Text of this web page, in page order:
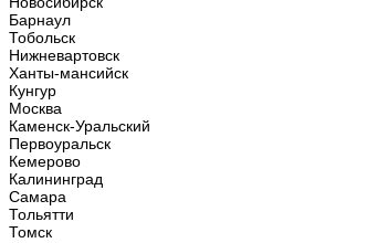
Барнаул
Тобольск
Нижневартовск
Ханты-мансийск
Кунгур
Москва
Каменск-Уральский
Первоуральск
Кемерово
Калининград
Самара
Тольятти
Томск